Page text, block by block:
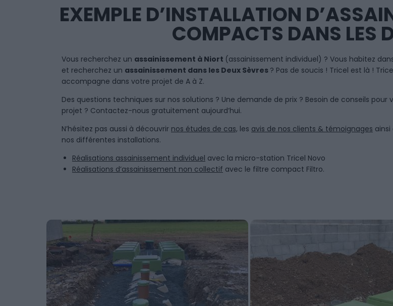
EXEMPLE D’INSTALLATION
COMPACTS DANS LES
Vous recherchez un assainissement à Niort (assainissement individuel) ? Vous habitez
et recherchez un assainissement dans les Deux Sèvres ? Pas de soucis ! Tricel est là !
accompagne dans votre projet de A à Z.
Des questions techniques sur nos solutions ? Une demande de prix ? Besoin de conseils pour
projet ? Contactez-nous gratuitement aujourd’hui.
N’hésitez pas aussi à découvrir nos études de cas, les avis de nos clients & témoignages ainsi
nos différentes installations.
Réalisations assainissement individuel avec la micro-station Tricel Novo
Réalisations d’assainissement non collectif avec le filtre compact Filtro.